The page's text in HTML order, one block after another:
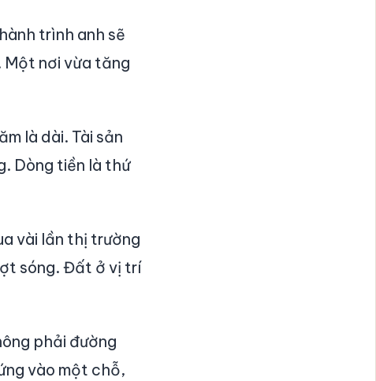
trình anh sẽ
Một nơi vừa tăng
là dài. Tài sản
Dòng tiền là thứ
vài lần thị trường
sóng. Đất ở vị trí
phải đường
vào một chỗ,